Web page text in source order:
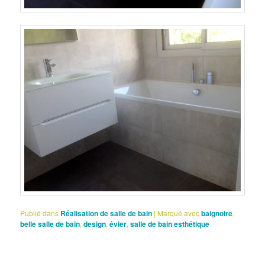
Publié dans Réalisation de salle de bain |Marqué avecbaignoire,
belle salle de bain,design,évier,salle de bain esthétique